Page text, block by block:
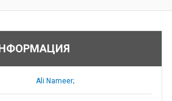
Ali Nameer;